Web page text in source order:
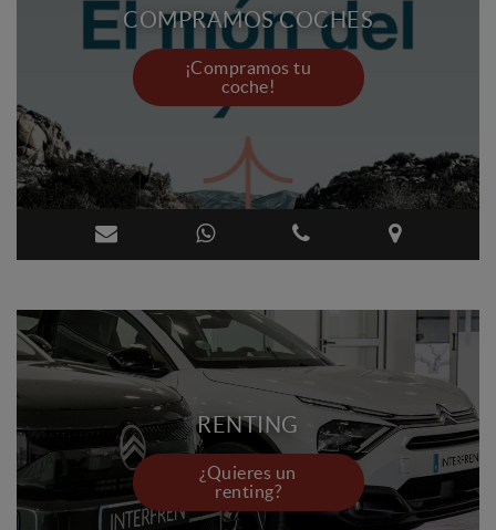
COMPRAMOS COCHES
¡Compramos tu
coche!
RENTING
¿Quieres un
renting?